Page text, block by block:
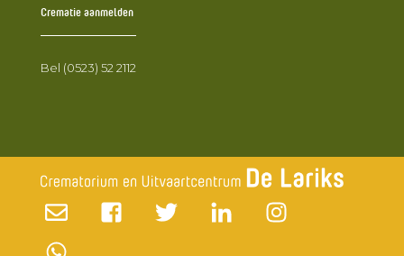
Crematie aanmelden
Bel (0523) 52 2112